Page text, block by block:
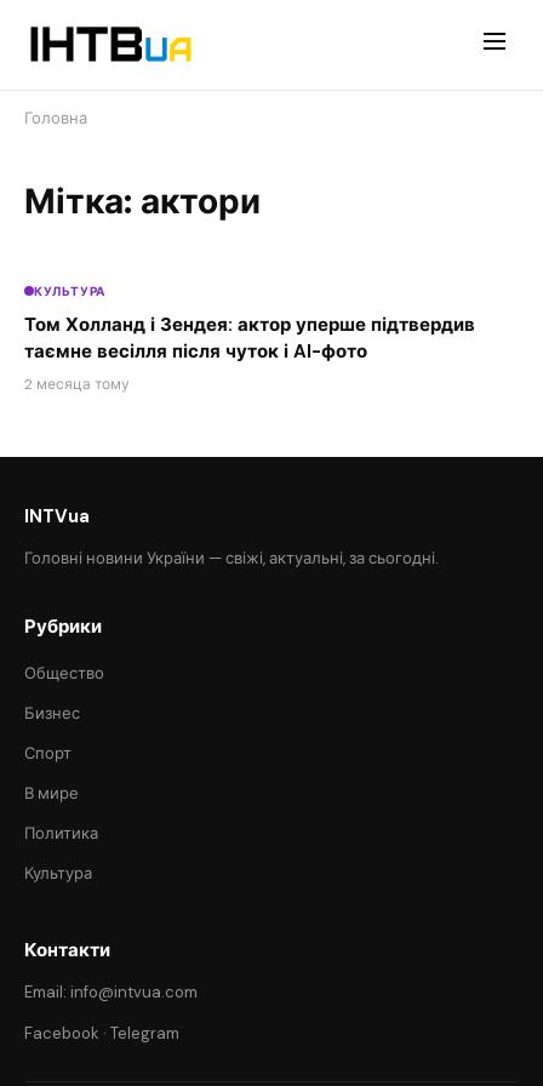
Головна
Мітка: актори
КУЛЬТУРА
Том Холланд і Зендея: актор уперше підтвердив
таємне весілля після чуток і AI-фото
2 месяца тому
INTVua
Головні новини України — свіжі, актуальні, за сьогодні.
Рубрики
Общество
Бизнес
Спорт
В мире
Политика
Культура
Контакти
Email: info@intvua.com
Facebook · Telegram